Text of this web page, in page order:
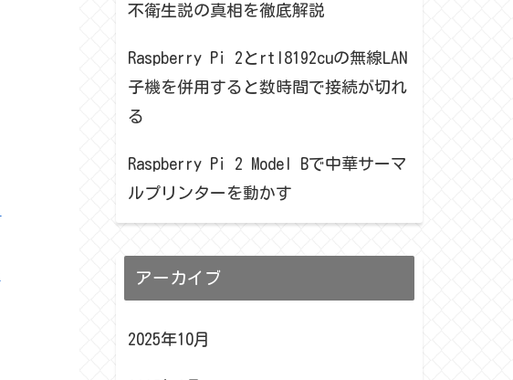
不衛生説の真相を徹底解説
Raspberry Pi 2とrtl8192cuの無線LAN
子機を併用すると数時間で接続が切れ
る
Raspberry Pi 2 Model Bで中華サーマ
ルプリンターを動かす
アーカイブ
2025年10月